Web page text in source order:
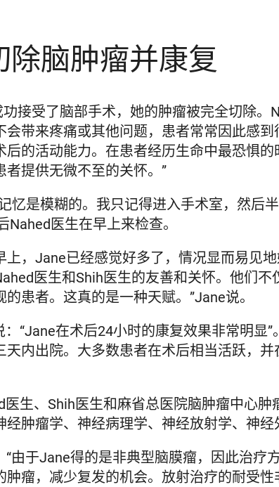
除脑肿瘤并康复
接受了脑部手术，她的肿瘤被完全切除
会带来疼痛或其他问题，患者常常因此感
后的活动能力。在患者经历生命中最恐惧
者提供无微不至的关怀。”
忆是模糊的。我只记得进入手术室，然后
Nahed医生在早上来检查。
上，Jane已经感觉好多了，情况显而易见
医生和Shih医生的友善和关怀。他们
的患者。这真的是一种天赋。”Jane说。
：“Jane在术后24小时的康复效果非常明
天内出院。大多数患者在术后相当活跃，
医生、Shih医生和麻省总医院脑肿瘤中心
经肿瘤学、神经病理学、神经放射学、神经
“由于Jane得的是非典型脑膜瘤，因此治
肿瘤，减少复发的机会。放射治疗的耐受